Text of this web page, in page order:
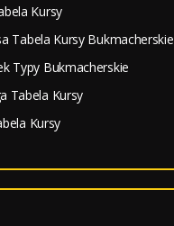
Kursy
Tabela Kursy Bukmacherskie
Typy Bukmacherskie
Tabela Kursy
Kursy